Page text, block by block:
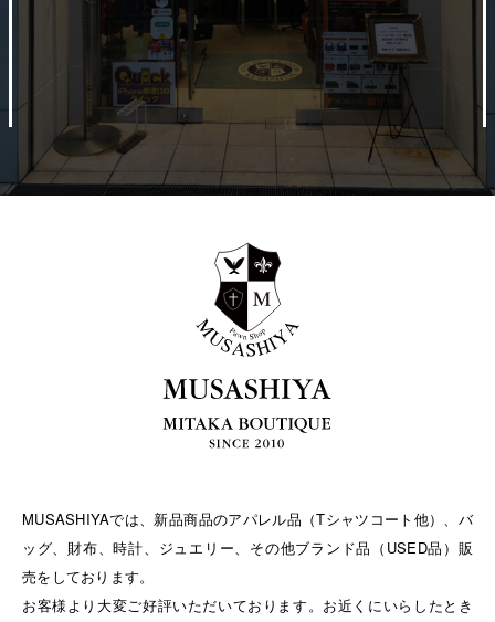
MUSASHIYAでは、新品商品のアパレル品（Tシャツコート他）、バ
ッグ、財布、時計、ジュエリー、その他ブランド品（USED品）販
売をしております。
お客様より大変ご好評いただいております。お近くにいらしたとき